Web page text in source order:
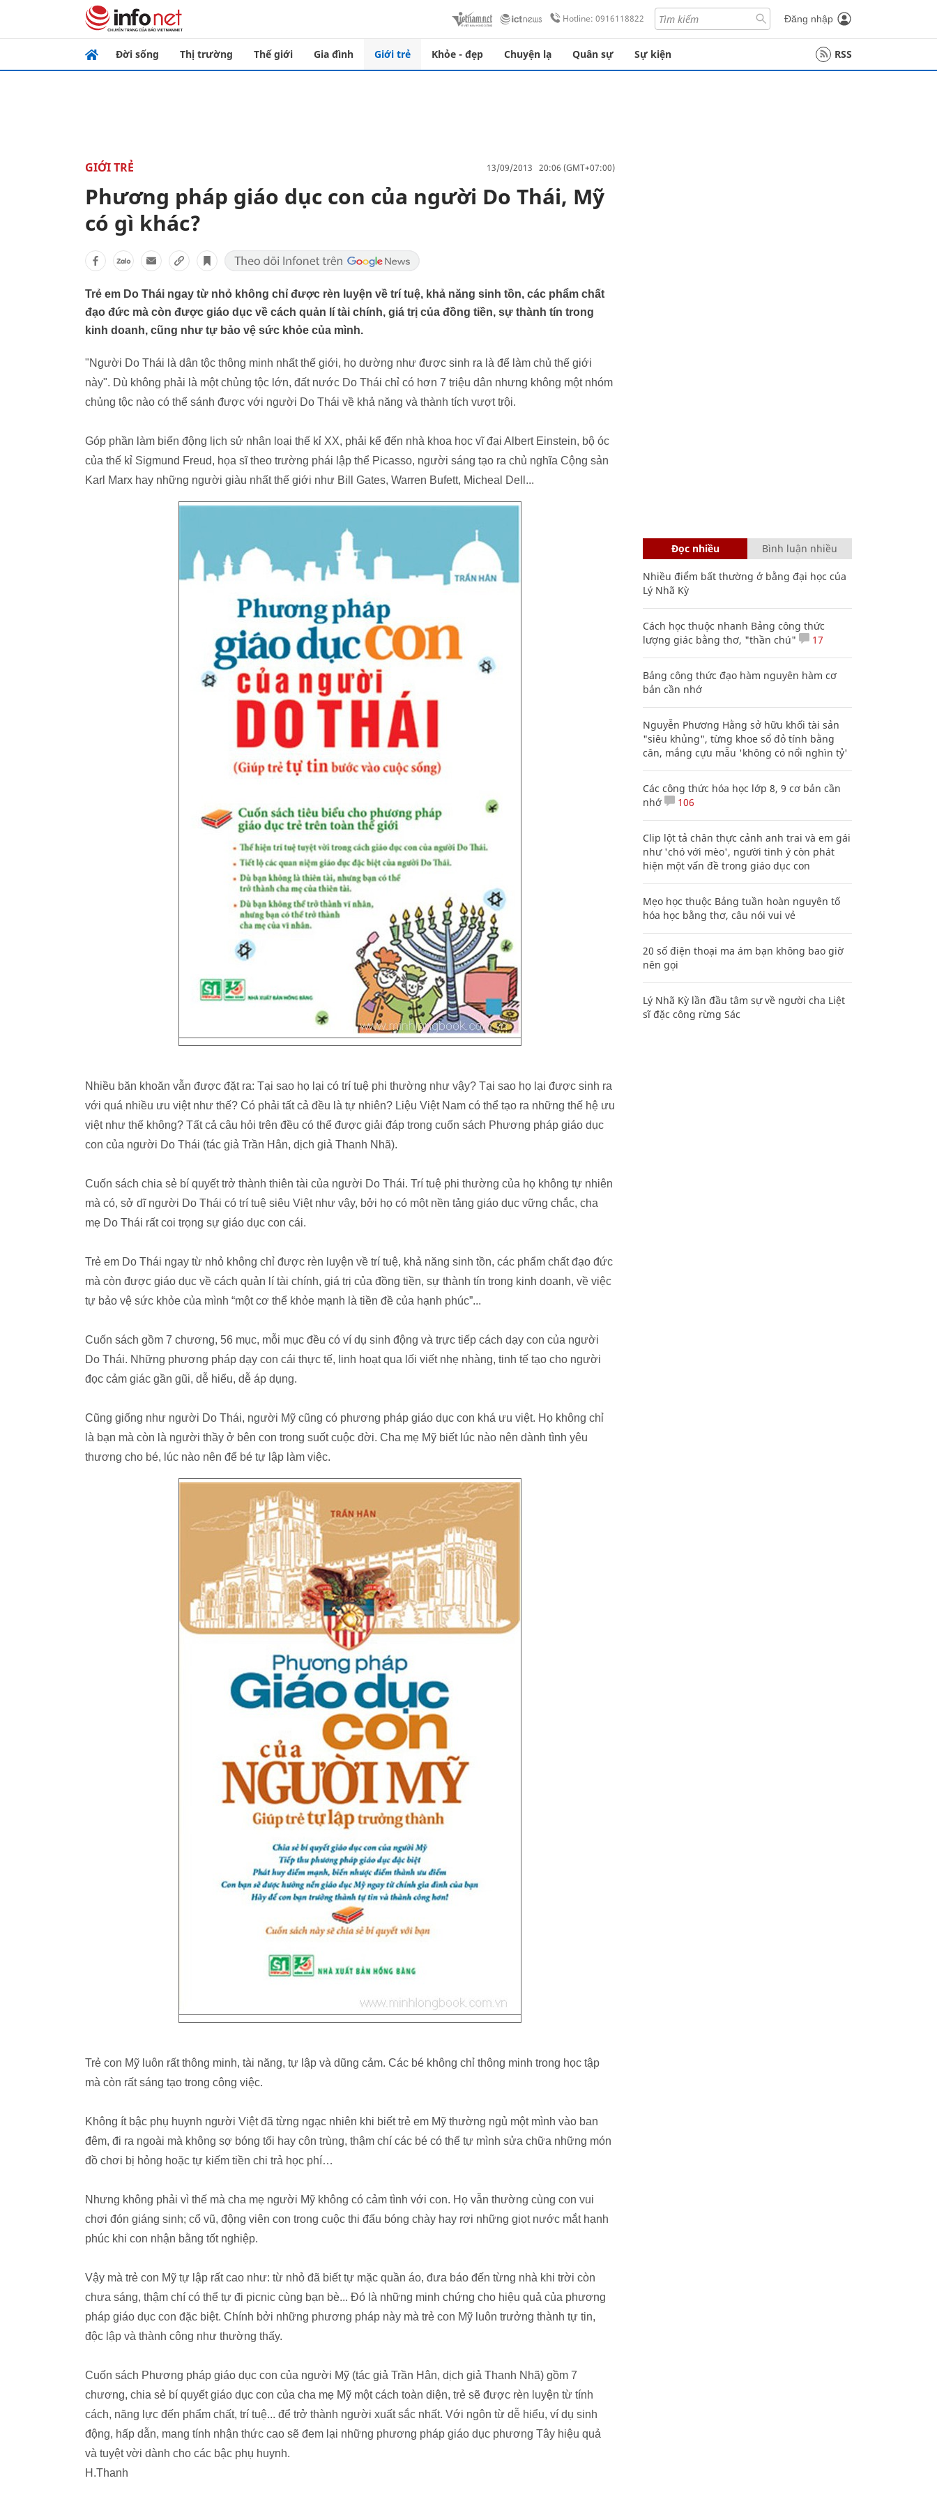
Hotline: 0916118822 Đăng nhập
Đời sống Thị trường Thế giới Gia đình Giới trẻ Khỏe - đẹp Chuyện lạ Quân sự Sự kiện RSS
GIỚI TRẺ 13/09/2013 20:06 (GMT+07:00)
Phương pháp giáo dục con của người Do Thái, Mỹ
có gì khác?
Trẻ em Do Thái ngay từ nhỏ không chỉ được rèn luyện về trí tuệ, khả năng sinh tồn, các phẩm chất
đạo đức mà còn được giáo dục về cách quản lí tài chính, giá trị của đồng tiền, sự thành tín trong
kinh doanh, cũng như tự bảo vệ sức khỏe của mình.
"Người Do Thái là dân tộc thông minh nhất thế giới, họ dường như được sinh ra là để làm chủ thế giới
này". Dù không phải là một chủng tộc lớn, đất nước Do Thái chỉ có hơn 7 triệu dân nhưng không một nhóm
chủng tộc nào có thể sánh được với người Do Thái về khả năng và thành tích vượt trội.
Góp phần làm biến động lịch sử nhân loại thế kỉ XX, phải kể đến nhà khoa học vĩ đại Albert Einstein, bộ óc
của thế kỉ Sigmund Freud, họa sĩ theo trường phái lập thể Picasso, người sáng tạo ra chủ nghĩa Cộng sản
Karl Marx hay những người giàu nhất thế giới như Bill Gates, Warren Bufett, Micheal Dell...
Nhiều băn khoăn vẫn được đặt ra: Tại sao họ lại có trí tuệ phi thường như vậy? Tại sao họ lại được sinh ra
với quá nhiều ưu việt như thế? Có phải tất cả đều là tự nhiên? Liệu Việt Nam có thể tạo ra những thế hệ ưu
việt như thế không? Tất cả câu hỏi trên đều có thể được giải đáp trong cuốn sách Phương pháp giáo dục
con của người Do Thái (tác giả Trần Hân, dịch giả Thanh Nhã).
Cuốn sách chia sẻ bí quyết trở thành thiên tài của người Do Thái. Trí tuệ phi thường của họ không tự nhiên
mà có, sở dĩ người Do Thái có trí tuệ siêu Việt như vậy, bởi họ có một nền tảng giáo dục vững chắc, cha
mẹ Do Thái rất coi trọng sự giáo dục con cái.
Trẻ em Do Thái ngay từ nhỏ không chỉ được rèn luyện về trí tuệ, khả năng sinh tồn, các phẩm chất đạo đức
mà còn được giáo dục về cách quản lí tài chính, giá trị của đồng tiền, sự thành tín trong kinh doanh, về việc
tự bảo vệ sức khỏe của mình “một cơ thể khỏe mạnh là tiền đề của hạnh phúc”...
Cuốn sách gồm 7 chương, 56 mục, mỗi mục đều có ví dụ sinh động và trực tiếp cách dạy con của người
Do Thái. Những phương pháp dạy con cái thực tế, linh hoạt qua lối viết nhẹ nhàng, tinh tế tạo cho người
đọc cảm giác gần gũi, dễ hiểu, dễ áp dụng.
Cũng giống như người Do Thái, người Mỹ cũng có phương pháp giáo dục con khá ưu việt. Họ không chỉ
là bạn mà còn là người thầy ở bên con trong suốt cuộc đời. Cha mẹ Mỹ biết lúc nào nên dành tình yêu
thương cho bé, lúc nào nên để bé tự lập làm việc.
Trẻ con Mỹ luôn rất thông minh, tài năng, tự lập và dũng cảm. Các bé không chỉ thông minh trong học tập
mà còn rất sáng tạo trong công việc.
Không ít bậc phụ huynh người Việt đã từng ngạc nhiên khi biết trẻ em Mỹ thường ngủ một mình vào ban
đêm, đi ra ngoài mà không sợ bóng tối hay côn trùng, thậm chí các bé có thể tự mình sửa chữa những món
đồ chơi bị hỏng hoặc tự kiếm tiền chi trả học phí…
Nhưng không phải vì thế mà cha mẹ người Mỹ không có cảm tình với con. Họ vẫn thường cùng con vui
chơi đón giáng sinh; cổ vũ, động viên con trong cuộc thi đấu bóng chày hay rơi những giọt nước mắt hạnh
phúc khi con nhận bằng tốt nghiệp.
Vậy mà trẻ con Mỹ tự lập rất cao như: từ nhỏ đã biết tự mặc quần áo, đưa báo đến từng nhà khi trời còn
chưa sáng, thậm chí có thể tự đi picnic cùng bạn bè... Đó là những minh chứng cho hiệu quả của phương
pháp giáo dục con đặc biệt. Chính bởi những phương pháp này mà trẻ con Mỹ luôn trưởng thành tự tin,
độc lập và thành công như thường thấy.
Cuốn sách Phương pháp giáo dục con của người Mỹ (tác giả Trần Hân, dịch giả Thanh Nhã) gồm 7
chương, chia sẻ bí quyết giáo dục con của cha mẹ Mỹ một cách toàn diện, trẻ sẽ được rèn luyện từ tính
cách, năng lực đến phẩm chất, trí tuệ... để trở thành người xuất sắc nhất. Với ngôn từ dễ hiểu, ví dụ sinh
động, hấp dẫn, mang tính nhận thức cao sẽ đem lại những phương pháp giáo dục phương Tây hiệu quả
và tuyệt vời dành cho các bậc phụ huynh.
H.Thanh
Đọc nhiều Bình luận nhiều
Nhiều điểm bất thường ở bằng đại học của
Lý Nhã Kỳ
Cách học thuộc nhanh Bảng công thức
lượng giác bằng thơ, "thần chú"
17
Bảng công thức đạo hàm nguyên hàm cơ
bản cần nhớ
Nguyễn Phương Hằng sở hữu khối tài sản
"siêu khủng", từng khoe sổ đỏ tính bằng
cân, mắng cựu mẫu 'không có nổi nghìn tỷ'
Các công thức hóa học lớp 8, 9 cơ bản cần
nhớ
106
Clip lột tả chân thực cảnh anh trai và em gái
như 'chó với mèo', người tinh ý còn phát
hiện một vấn đề trong giáo dục con
Mẹo học thuộc Bảng tuần hoàn nguyên tố
hóa học bằng thơ, câu nói vui vẻ
20 số điện thoại ma ám bạn không bao giờ
nên gọi
Lý Nhã Kỳ lần đầu tâm sự về người cha Liệt
sĩ đặc công rừng Sác